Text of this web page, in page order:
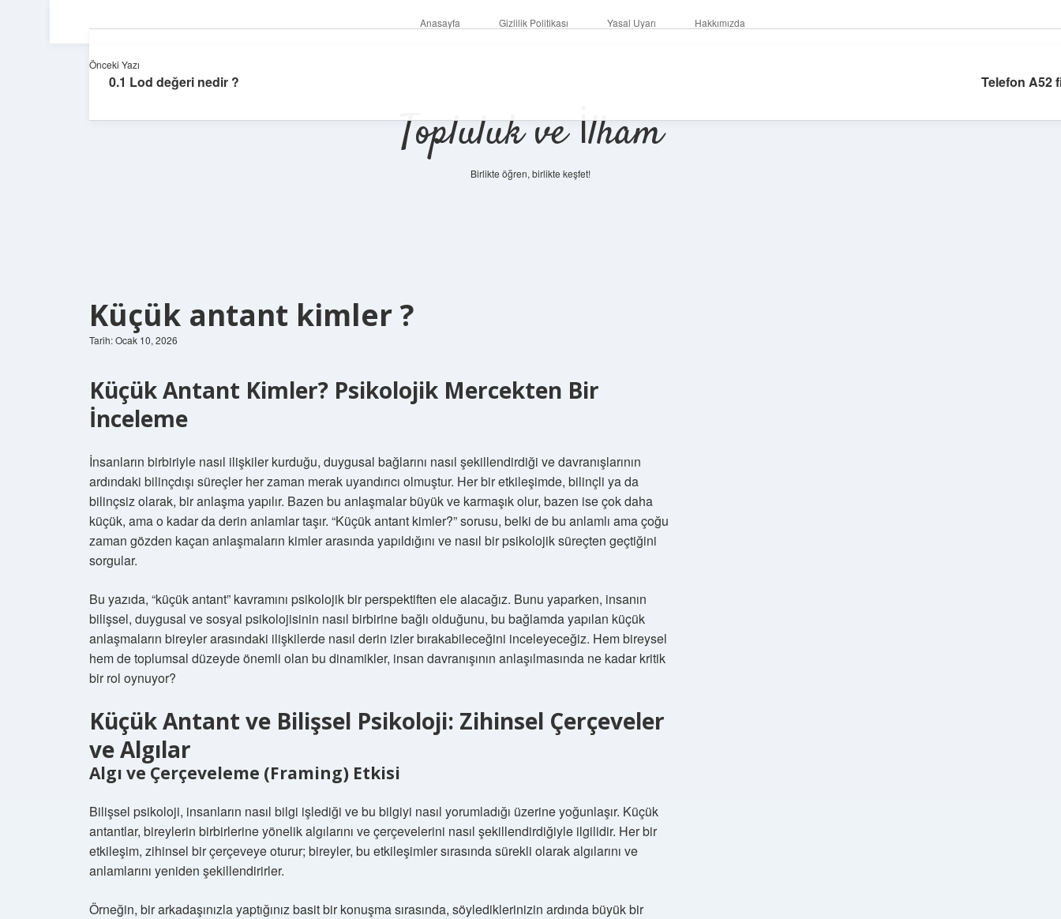
Anasayfa Gizlilik Politikası Yasal Uyarı Hakkımızda
Topluluk ve İlham
Birlikte öğren, birlikte keşfet!
Küçük antant kimler ?
Tarih: Ocak 10, 2026
Küçük Antant Kimler? Psikolojik Mercekten Bir
İnceleme
İnsanların birbiriyle nasıl ilişkiler kurduğu, duygusal bağlarını nasıl şekillendirdiği ve davranışlarının
ardındaki bilinçdışı süreçler her zaman merak uyandırıcı olmuştur. Her bir etkileşimde, bilinçli ya da
bilinçsiz olarak, bir anlaşma yapılır. Bazen bu anlaşmalar büyük ve karmaşık olur, bazen ise çok daha
küçük, ama o kadar da derin anlamlar taşır. “Küçük antant kimler?” sorusu, belki de bu anlamlı ama çoğu
zaman gözden kaçan anlaşmaların kimler arasında yapıldığını ve nasıl bir psikolojik süreçten geçtiğini
sorgular.
Bu yazıda, “küçük antant” kavramını psikolojik bir perspektiften ele alacağız. Bunu yaparken, insanın
bilişsel, duygusal ve sosyal psikolojisinin nasıl birbirine bağlı olduğunu, bu bağlamda yapılan küçük
anlaşmaların bireyler arasındaki ilişkilerde nasıl derin izler bırakabileceğini inceleyeceğiz. Hem bireysel
hem de toplumsal düzeyde önemli olan bu dinamikler, insan davranışının anlaşılmasında ne kadar kritik
bir rol oynuyor?
Küçük Antant ve Bilişsel Psikoloji: Zihinsel Çerçeveler
ve Algılar
Algı ve Çerçeveleme (Framing) Etkisi
Bilişsel psikoloji, insanların nasıl bilgi işlediği ve bu bilgiyi nasıl yorumladığı üzerine yoğunlaşır. Küçük
antantlar, bireylerin birbirlerine yönelik algılarını ve çerçevelerini nasıl şekillendirdiğiyle ilgilidir. Her bir
etkileşim, zihinsel bir çerçeveye oturur; bireyler, bu etkileşimler sırasında sürekli olarak algılarını ve
anlamlarını yeniden şekillendirirler.
Örneğin, bir arkadaşınızla yaptığınız basit bir konuşma sırasında, söylediklerinizin ardında büyük bir
Önceki Yazı
0.1 Lod değeri nedir ? Telefon A52